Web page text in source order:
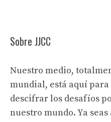
Sobre JJCC
Nuestro medio,
mundial, está aquí
descifrar los desafíos
nuestro mundo. Ya